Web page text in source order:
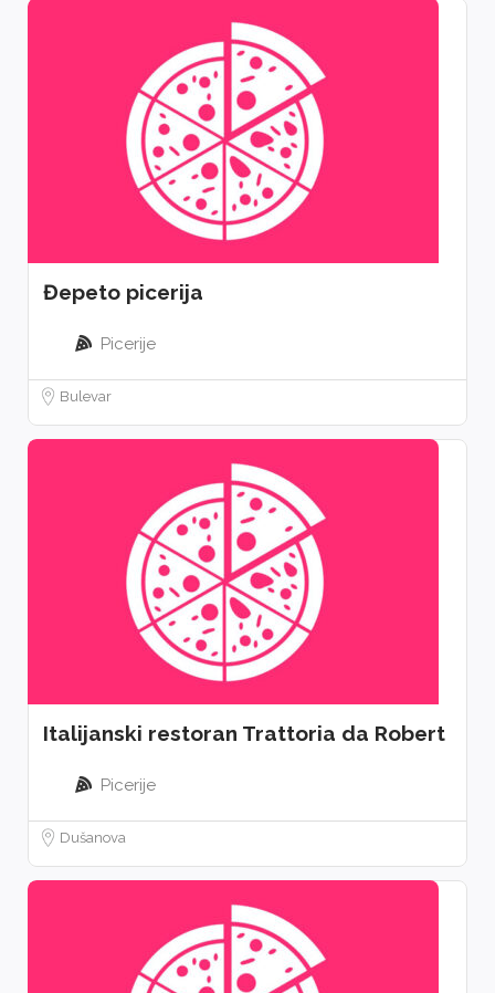
Đepeto picerija
Picerije
Bulevar
Italijanski restoran Trattoria da Robert
Picerije
Dušanova